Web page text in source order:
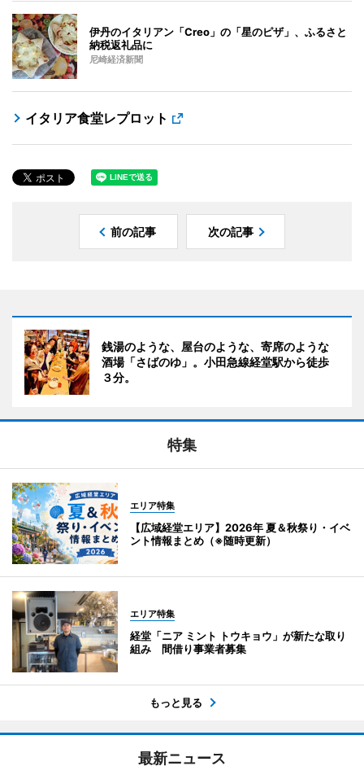
伊丹のイタリアン「Creo」の「星のピザ」、ふるさと
納税返礼品に
尼崎経済新聞
イタリア食堂レプロット
前の記事 次の記事
銭湯のような、屋台のような、寄席のような
酒場「さばのゆ」。小田急線経堂駅から徒歩
３分。
特集
エリア特集
【広域経堂エリア】2026年 夏＆秋祭り・イベ
ント情報まとめ（※随時更新）
エリア特集
経堂「ニア ミント トウキョウ」が新たな取り
組み 間借り事業者募集
もっと見る
最新ニュース